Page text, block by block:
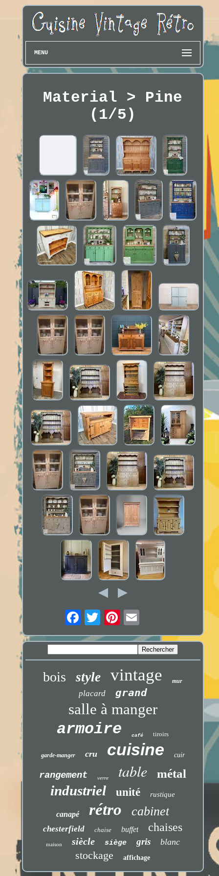
MENU
Material > Pine
(1/5)
bois style vintage mur
placard grand
salle à manger
armoire café tiroirs
garde-manger cru cuisine cuir
rangement verre table métal
industriel unité rustique
canapé rétro cabinet
chesterfield chaise buffet chaises
maison siècle siège gris blanc
stockage affichage